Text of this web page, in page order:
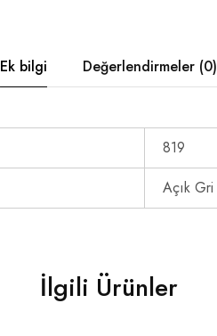
Ek bilgi Değerlendirmeler (0)
819
Açık Gri
İlgili Ürünler